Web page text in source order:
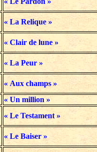
« La Relique »
« Clair de lune »
« La Peur »
« Aux champs »
« Un million »
« Le Testament »
« Le Baiser »